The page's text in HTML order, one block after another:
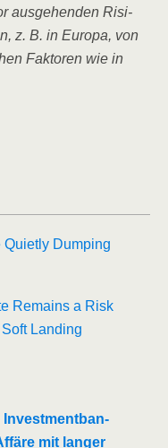
aus­ge­hen­den Risi­
z. B. in Euro­pa, von
Fak­to­ren wie in
Quiet­ly Dum­ping
Remains a Risk
Landing
Invest­ment­ban­
mit lan­ger